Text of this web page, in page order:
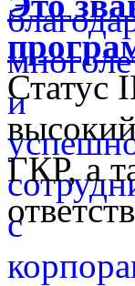
Статус
ГКР, а